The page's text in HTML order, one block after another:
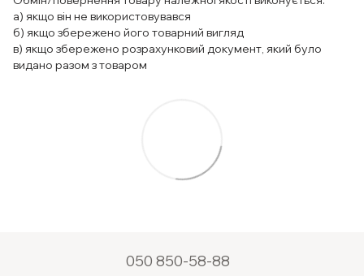
а) якщо він не використовувався
б) якщо збережено його товарний вигляд
в) якщо збережено розрахунковий документ, який було
видано разом з товаром
050 850-58-88